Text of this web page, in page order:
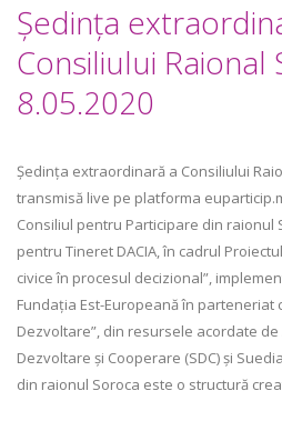
Şedinţa
Consiliului Raional
8.05.2020
Şedinţa extraordinară a Consiliului
transmisă live pe platforma
Consiliul pentru Participare din raionul
pentru Tineret DACIA, în cadrul
civice în procesul decizional”,
Fundația Est-Europeană în parteneriat
Dezvoltare”, din resursele acordate
Dezvoltare și Cooperare (SDC) și
din raionul Soroca este o structură